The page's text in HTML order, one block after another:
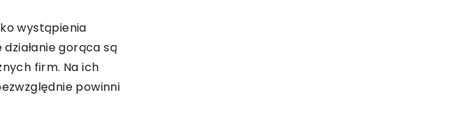
wystąpienia
gorąca są
firm. Na ich
powinni